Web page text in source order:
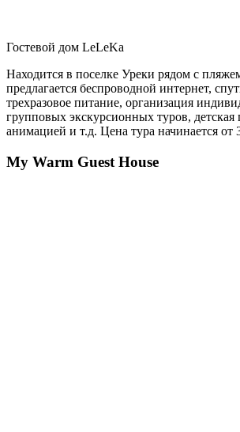
Гостевой дом LeLeKa
Находится в поселке Уреки рядом с
предлагается беспроводной интернет,
трехразовое питание, организация
групповых экскурсионных туров, детская
анимацией и т.д. Цена тура начинается от
My Warm Guest House